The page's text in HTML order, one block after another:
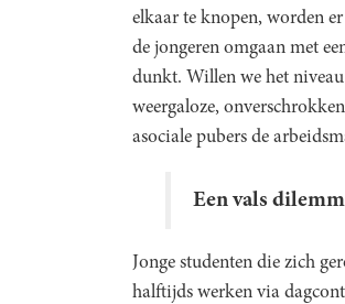
elkaar te knopen, worden er
de jongeren omgaan met
dunkt. Willen we het
weergaloze,
asociale pubers de
Een vals
Jonge studenten die zich
halftijds werken via